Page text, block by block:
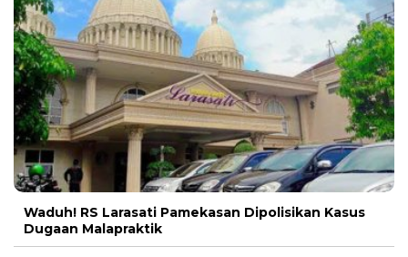
Waduh! RS Larasati Pamekasan Dipolisikan Kasus
Dugaan Malapraktik